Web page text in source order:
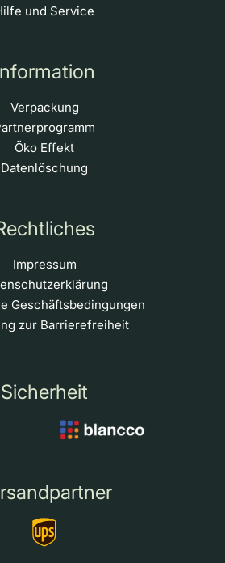
und Service
Verpackung
Öko Effekt
Datenlöschung
Impressum
Geschäftsbedingungen
zur Barrierefreiheit
Sicherheit